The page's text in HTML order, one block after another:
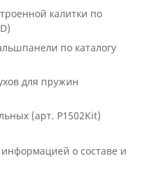
калитки по
по каталогу
для пружин
(арт. P1502Kit)
о составе и